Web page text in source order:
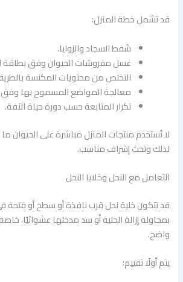
قد تشمل خطة المنزل:
شفط السجاد والزوايا.
غسل مفروشات الحيوان وفق بطاقة
التخلص من محتويات المكنسة
معالجة المواضع المسموح بها وفق
تكرار المتابعة حسب دورة حياة الآفة.
لا تُستخدم منتجات المنزل مباشرة على
لذلك وتحت إشراف مناسب.
التعامل مع النحل وخلايا النحل
قد تتكون خلية نحل قرب نافذة أو سطح أو فتحة
بمحاولة إزالة الخلية أو سد مدخلها عشوائيًا،
واضح.
يتم أولًا تقييم: